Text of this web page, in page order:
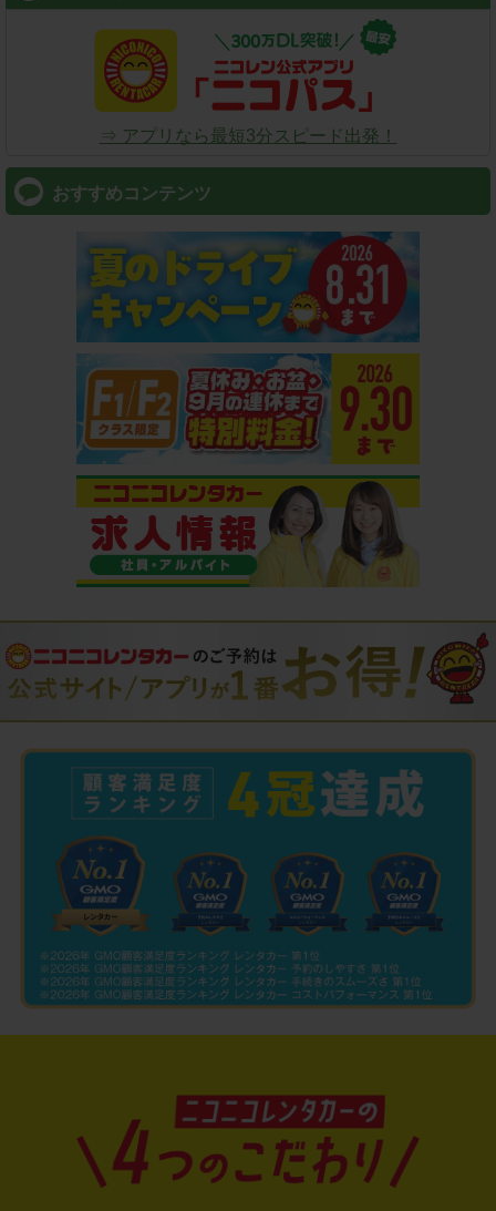
⇒ アプリなら最短3分スピード出発！
おすすめコンテンツ